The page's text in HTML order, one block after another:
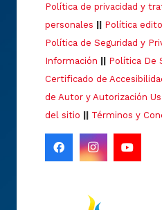
Política de privacidad y
personales
Política
Política de Seguridad y
Información
Política De
Certificado de
de Autor y Autorización
del sitio
Términos y